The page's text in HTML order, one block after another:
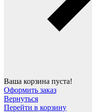
Ваша корзина пуста!
Оформить заказ
Вернуться
Перейти в корзину